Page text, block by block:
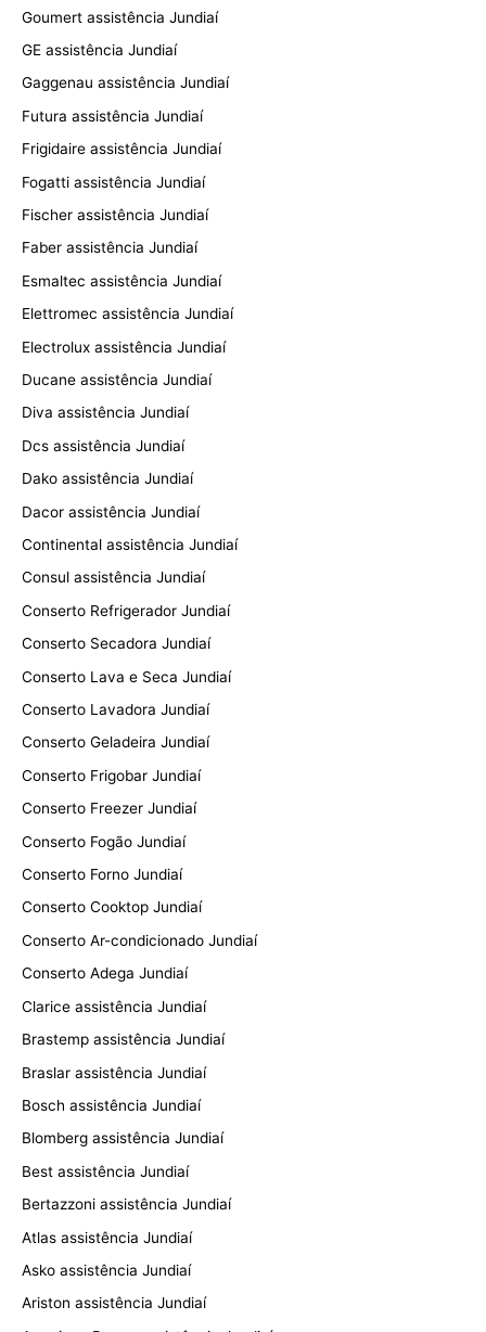
Goumert assistência Jundiaí
GE assistência Jundiaí
Gaggenau assistência Jundiaí
Futura assistência Jundiaí
Frigidaire assistência Jundiaí
Fogatti assistência Jundiaí
Fischer assistência Jundiaí
Faber assistência Jundiaí
Esmaltec assistência Jundiaí
Elettromec assistência Jundiaí
Electrolux assistência Jundiaí
Ducane assistência Jundiaí
Diva assistência Jundiaí
Dcs assistência Jundiaí
Dako assistência Jundiaí
Dacor assistência Jundiaí
Continental assistência Jundiaí
Consul assistência Jundiaí
Conserto Refrigerador Jundiaí
Conserto Secadora Jundiaí
Conserto Lava e Seca Jundiaí
Conserto Lavadora Jundiaí
Conserto Geladeira Jundiaí
Conserto Frigobar Jundiaí
Conserto Freezer Jundiaí
Conserto Fogão Jundiaí
Conserto Forno Jundiaí
Conserto Cooktop Jundiaí
Conserto Ar-condicionado Jundiaí
Conserto Adega Jundiaí
Clarice assistência Jundiaí
Brastemp assistência Jundiaí
Braslar assistência Jundiaí
Bosch assistência Jundiaí
Blomberg assistência Jundiaí
Best assistência Jundiaí
Bertazzoni assistência Jundiaí
Atlas assistência Jundiaí
Asko assistência Jundiaí
Ariston assistência Jundiaí